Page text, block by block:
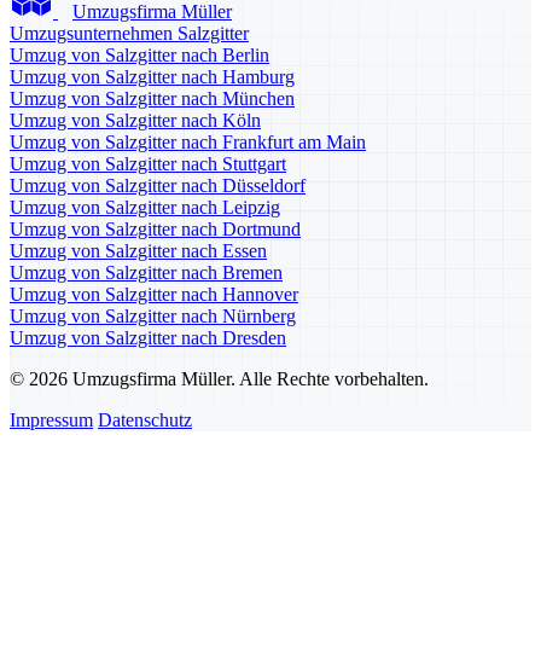
Umzugsfirma Müller
Umzugsunternehmen Salzgitter
Umzug von Salzgitter nach Berlin
Umzug von Salzgitter nach Hamburg
Umzug von Salzgitter nach München
Umzug von Salzgitter nach Köln
Umzug von Salzgitter nach Frankfurt am Main
Umzug von Salzgitter nach Stuttgart
Umzug von Salzgitter nach Düsseldorf
Umzug von Salzgitter nach Leipzig
Umzug von Salzgitter nach Dortmund
Umzug von Salzgitter nach Essen
Umzug von Salzgitter nach Bremen
Umzug von Salzgitter nach Hannover
Umzug von Salzgitter nach Nürnberg
Umzug von Salzgitter nach Dresden
© 2026 Umzugsfirma Müller. Alle Rechte vorbehalten.
Impressum Datenschutz